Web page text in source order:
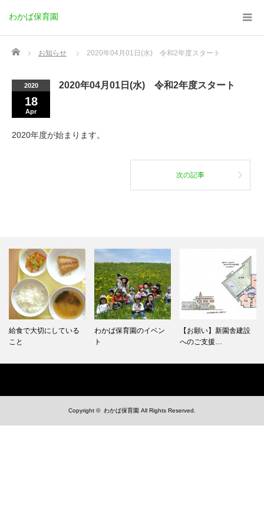
わかば保育園
Home お知らせ 2020年04月01日(水) 令和2年度スタート
2020
18
Apr
2020年04月01日(水) 令和2年度スタート
2020年度が始まります。
次の記事
給食で大切にしている
こと
わかば保育園のイベン
ト
【お願い】新園舎建設
へのご支援…
Copyright © わかば保育園 All Rights Reserved.